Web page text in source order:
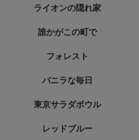
ライオンの隠れ家
誰かがこの町で
フォレスト
バニラな毎日
東京サラダボウル
レッドブルー